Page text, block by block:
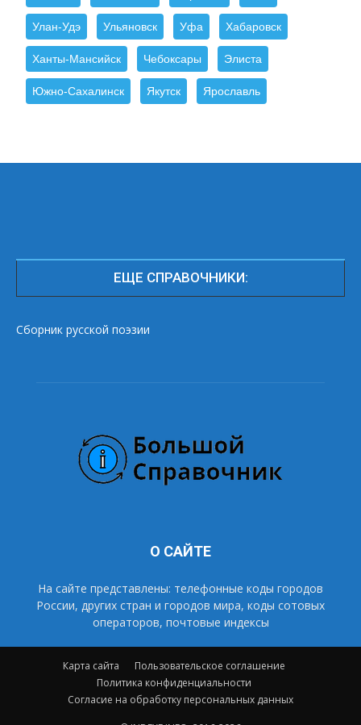
Улан-Удэ Ульяновск Уфа Хабаровск
Ханты-Мансийск Чебоксары Элиста
Южно-Сахалинск Якутск Ярославль
ЕЩЕ СПРАВОЧНИКИ:
Сборник русской поэзии
О САЙТЕ
На сайте представлены: телефонные коды городов
России, других стран и городов мира, коды сотовых
операторов, почтовые индексы
Карта сайта
Пользовательское соглашение
Политика конфиденциальности
Согласие на обработку персональных данных